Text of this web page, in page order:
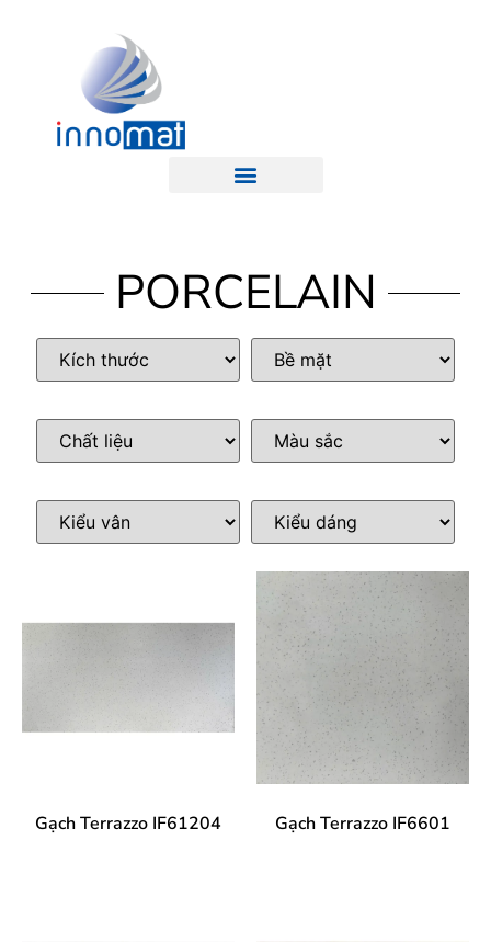
PORCELAIN
Gạch Terrazzo IF61204 Gạch Terrazzo IF6601